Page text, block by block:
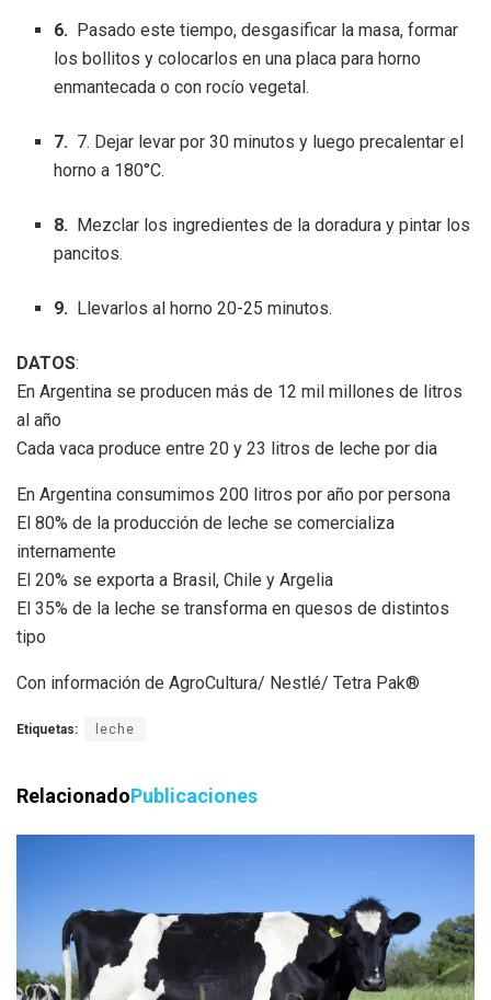
6. Pasado este tiempo, desgasificar la masa, formar
los bollitos y colocarlos en una placa para horno
enmantecada o con rocío vegetal.
7. 7. Dejar levar por 30 minutos y luego precalentar el
horno a 180°C.
8. Mezclar los ingredientes de la doradura y pintar los
pancitos.
9. Llevarlos al horno 20-25 minutos.
DATOS:
En Argentina se producen más de 12 mil millones de litros
al año
Cada vaca produce entre 20 y 23 litros de leche por dia
En Argentina consumimos 200 litros por año por persona
El 80% de la producción de leche se comercializa
internamente
El 20% se exporta a Brasil, Chile y Argelia
El 35% de la leche se transforma en quesos de distintos
tipo
Con información de AgroCultura/ Nestlé/ Tetra Pak®
Etiquetas: leche
RelacionadoPublicaciones